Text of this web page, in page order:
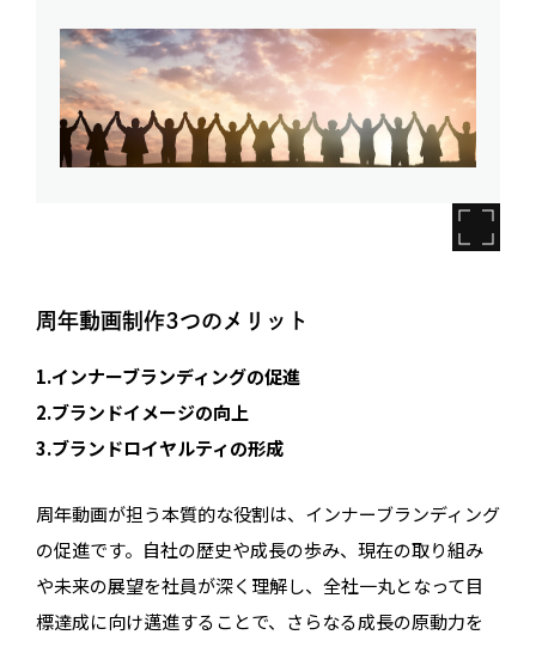
周年動画制作3つのメリット
1.インナーブランディングの促進
2.ブランドイメージの向上
3.ブランドロイヤルティの形成
周年動画が担う本質的な役割は、インナーブランディング
の促進です。自社の歴史や成長の歩み、現在の取り組み
や未来の展望を社員が深く理解し、全社一丸となって目
標達成に向け邁進することで、さらなる成長の原動力を